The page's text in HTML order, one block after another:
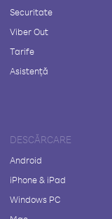
Securitate
Viber Out
Tarife
Asistență
DESCĂRCARE
Android
iPhone & iPad
Windows PC